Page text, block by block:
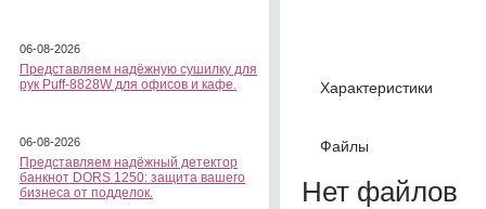
06-08-2026
Представляем надёжную сушилку для
рук Puff-8828W для офисов и кафе.
06-08-2026
Представляем надёжный детектор
банкнот DORS 1250: защита вашего
бизнеса от подделок.
Характеристики
Файлы
Нет файлов